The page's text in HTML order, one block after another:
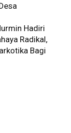
Hadiri
Radikal,
Bagi